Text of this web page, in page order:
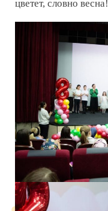
цветет, словно весна!